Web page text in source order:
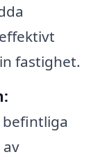
fastighet.